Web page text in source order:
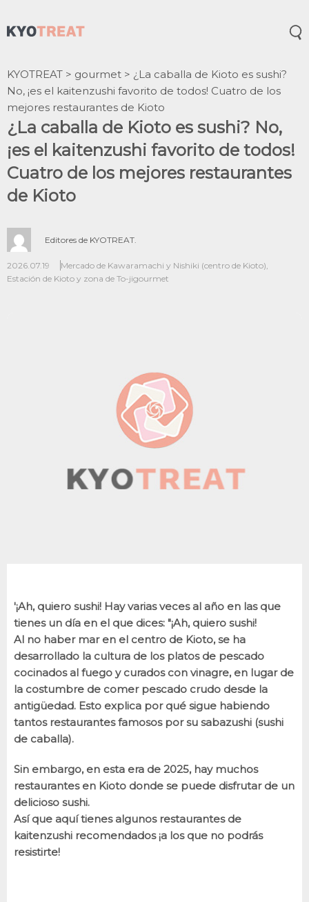
KYOTREAT > gourmet > ¿La caballa de Kioto es sushi?
No, ¡es el kaitenzushi favorito de todos! Cuatro de los
mejores restaurantes de Kioto
¿La caballa de Kioto es sushi? No,
¡es el kaitenzushi favorito de todos!
Cuatro de los mejores restaurantes
de Kioto
Editores de KYOTREAT.
2026.07.19 Mercado de Kawaramachi y Nishiki (centro de Kioto),
Estación de Kioto y zona de To-jigourmet
'¡Ah, quiero sushi! Hay varias veces al año en las que
tienes un día en el que dices: "¡Ah, quiero sushi!
Al no haber mar en el centro de Kioto, se ha
desarrollado la cultura de los platos de pescado
cocinados al fuego y curados con vinagre, en lugar de
la costumbre de comer pescado crudo desde la
antigüedad. Esto explica por qué sigue habiendo
tantos restaurantes famosos por su sabazushi (sushi
de caballa).
Sin embargo, en esta era de 2025, hay muchos
restaurantes en Kioto donde se puede disfrutar de un
delicioso sushi.
Así que aquí tienes algunos restaurantes de
kaitenzushi recomendados ¡a los que no podrás
resistirte!